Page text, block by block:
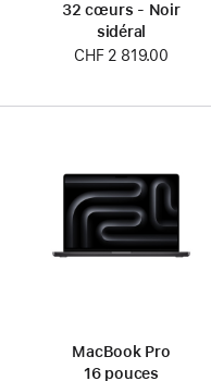
32 cœurs - Noir
sidéral
CHF 2 819.00
MacBook Pro
16 pouces